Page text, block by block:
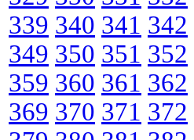
339 340 341 342
349 350 351 352
359 360 361 362
369 370 371 372